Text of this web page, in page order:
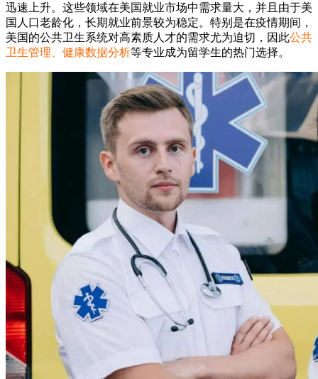
迅速上升。这些领域在美国就业市场中需求量大，并且由于美
国人口老龄化，长期就业前景较为稳定。特别是在疫情期间，
美国的公共卫生系统对高素质人才的需求尤为迫切，因此公共
卫生管理、健康数据分析等专业成为留学生的热门选择。